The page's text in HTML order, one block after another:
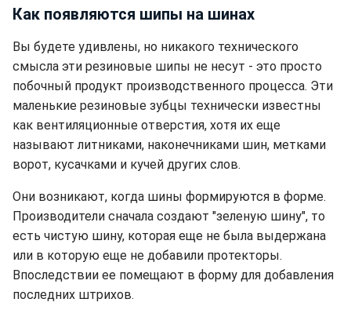
Как появляются шипы на шинах
Вы будете удивлены, но никакого технического
смысла эти резиновые шипы не несут - это просто
побочный продукт производственного процесса. Эти
маленькие резиновые зубцы технически известны
как вентиляционные отверстия, хотя их еще
называют литниками, наконечниками шин, метками
ворот, кусачками и кучей других слов.
Они возникают, когда шины формируются в форме.
Производители сначала создают "зеленую шину", то
есть чистую шину, которая еще не была выдержана
или в которую еще не добавили протекторы.
Впоследствии ее помещают в форму для добавления
последних штрихов.